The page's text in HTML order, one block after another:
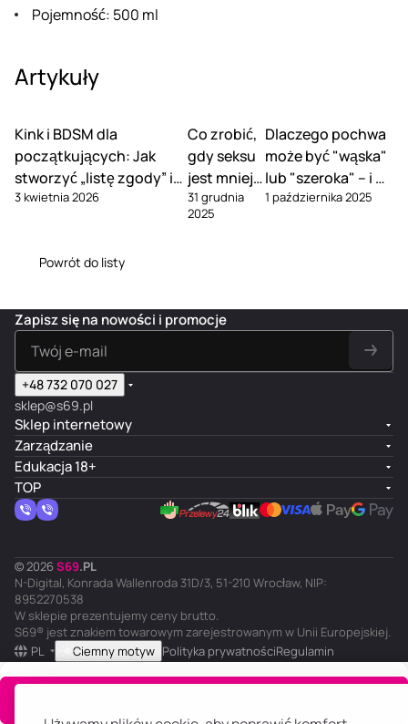
Pojemność: 500 ml
Artykuły
Kink i BDSM dla
początkujących: Jak
stworzyć „listę zgody” i
omówić słowa-
3 kwietnia 2026
Co zrobić,
gdy seksu
jest mniej
w związku
31 grudnia
2025
Dlaczego pochwa
może być "wąska"
lub "szeroka" – i co
z tym zrobić
1 października 2025
Powrót do listy
Zapisz się na nowości i promocje
+48 732 070 027
sklep@s69.pl
Sklep internetowy
Zarządzanie
Edukacja 18+
TOP
© 2026 S69.PL
N-Digital, Konrada Wallenroda 31D/3, 51-210 Wrocław, NIP:
8952270538
W sklepie prezentujemy ceny brutto.
S69® jest znakiem towarowym zarejestrowanym w Unii Europejskiej.
PL
Ciemny motyw Polityka prywatnościRegulamin